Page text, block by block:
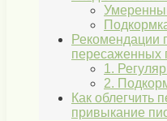
Рекомендации
пересаженных
1.
2.
Как облегчить
привыкание